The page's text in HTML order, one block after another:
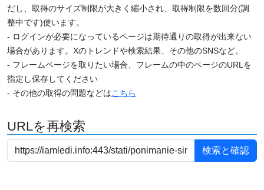
だし、取得のサイズ制限が大きく縮小され、取得制限を数回分(調
整中です)使います。
- ログインが必要になっているページは期待通りの取得が出来ない
場合があります。Xのトレンドや検索結果、その他のSNSなど。
- フレームページを取りたい場合、フレームの中のページのURLを
指定し保存してください
- その他の取得の問題などはこちら
URLを再検索